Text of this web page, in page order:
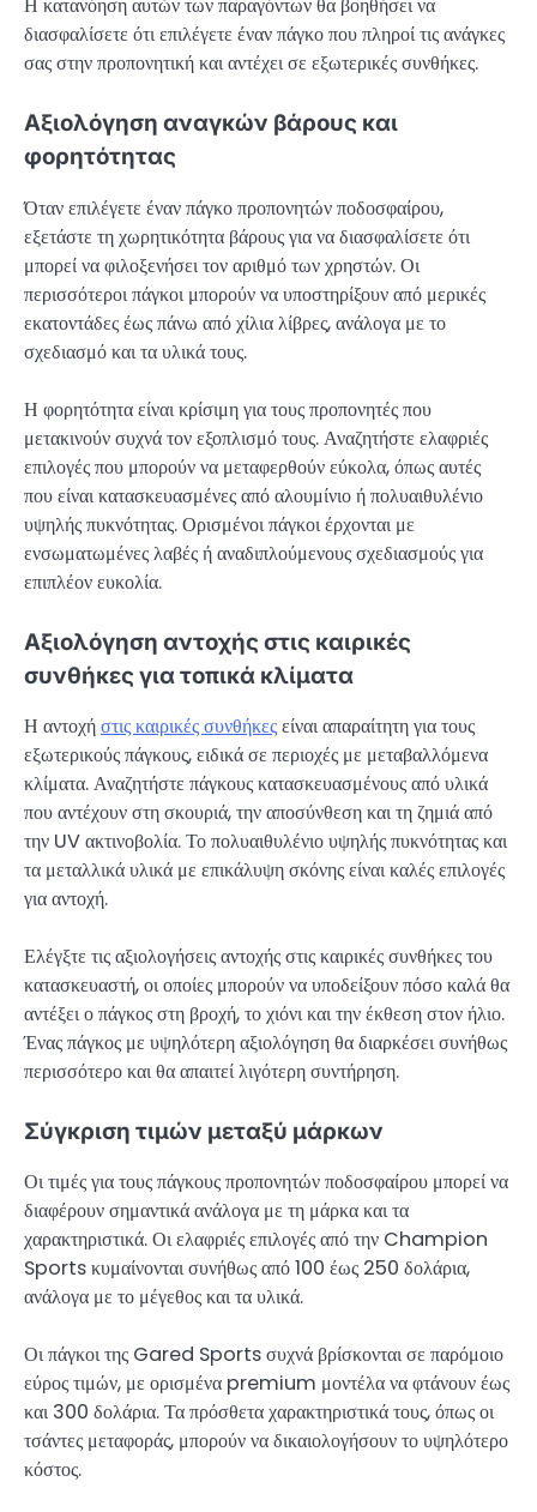
Η κατανόηση αυτών των παραγόντων θα βοηθήσει να
διασφαλίσετε ότι επιλέγετε έναν πάγκο που πληροί τις ανάγκες
σας στην προπονητική και αντέχει σε εξωτερικές συνθήκες.
Αξιολόγηση αναγκών βάρους και
φορητότητας
Όταν επιλέγετε έναν πάγκο προπονητών ποδοσφαίρου,
εξετάστε τη χωρητικότητα βάρους για να διασφαλίσετε ότι
μπορεί να φιλοξενήσει τον αριθμό των χρηστών. Οι
περισσότεροι πάγκοι μπορούν να υποστηρίξουν από μερικές
εκατοντάδες έως πάνω από χίλια λίβρες, ανάλογα με το
σχεδιασμό και τα υλικά τους.
Η φορητότητα είναι κρίσιμη για τους προπονητές που
μετακινούν συχνά τον εξοπλισμό τους. Αναζητήστε ελαφριές
επιλογές που μπορούν να μεταφερθούν εύκολα, όπως αυτές
που είναι κατασκευασμένες από αλουμίνιο ή πολυαιθυλένιο
υψηλής πυκνότητας. Ορισμένοι πάγκοι έρχονται με
ενσωματωμένες λαβές ή αναδιπλούμενους σχεδιασμούς για
επιπλέον ευκολία.
Αξιολόγηση αντοχής στις καιρικές
συνθήκες για τοπικά κλίματα
Η αντοχήστις καιρικές συνθήκεςείναι απαραίτητη για τους
εξωτερικούς πάγκους, ειδικά σε περιοχές με μεταβαλλόμενα
κλίματα. Αναζητήστε πάγκους κατασκευασμένους από υλικά
που αντέχουν στη σκουριά, την αποσύνθεση και τη ζημιά από
την UV ακτινοβολία. Το πολυαιθυλένιο υψηλής πυκνότητας και
τα μεταλλικά υλικά με επικάλυψη σκόνης είναι καλές επιλογές
για αντοχή.
Ελέγξτε τις αξιολογήσεις αντοχής στις καιρικές συνθήκες του
κατασκευαστή, οι οποίες μπορούν να υποδείξουν πόσο καλά θα
αντέξει ο πάγκος στη βροχή, το χιόνι και την έκθεση στον ήλιο.
Ένας πάγκος με υψηλότερη αξιολόγηση θα διαρκέσει συνήθως
περισσότερο και θα απαιτεί λιγότερη συντήρηση.
Σύγκριση τιμών μεταξύ μάρκων
Οι τιμές για τους πάγκους προπονητών ποδοσφαίρου μπορεί να
διαφέρουν σημαντικά ανάλογα με τη μάρκα και τα
χαρακτηριστικά. Οι ελαφριές επιλογές από την Champion
Sports κυμαίνονται συνήθως από 100 έως 250 δολάρια,
ανάλογα με το μέγεθος και τα υλικά.
Οι πάγκοι της Gared Sports συχνά βρίσκονται σε παρόμοιο
εύρος τιμών, με ορισμένα premium μοντέλα να φτάνουν έως
και 300 δολάρια. Τα πρόσθετα χαρακτηριστικά τους, όπως οι
τσάντες μεταφοράς, μπορούν να δικαιολογήσουν το υψηλότερο
κόστος.